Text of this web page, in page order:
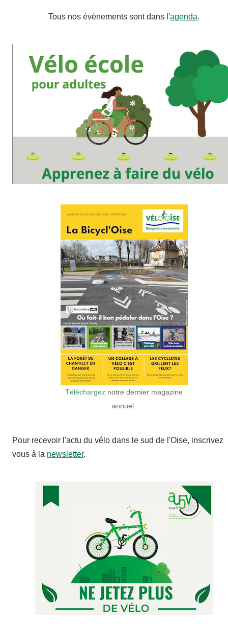
Tous nos évènements sont dans l'agenda.
Téléchargez notre dernier magazine
annuel.
Pour recevoir l'actu du vélo dans le sud de l'Oise, inscrivez
vous à la newsletter.